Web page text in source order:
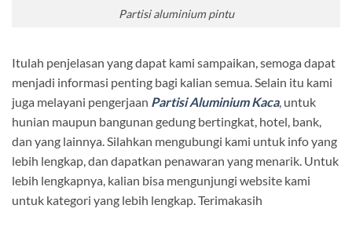
Partisi aluminium pintu
Itulah penjelasan yang dapat kami sampaikan, semoga dapat
menjadi informasi penting bagi kalian semua. Selain itu kami
juga melayani pengerjaan Partisi Aluminium Kaca, untuk
hunian maupun bangunan gedung bertingkat, hotel, bank,
dan yang lainnya. Silahkan mengubungi kami untuk info yang
lebih lengkap, dan dapatkan penawaran yang menarik. Untuk
lebih lengkapnya, kalian bisa mengunjungi website kami
untuk kategori yang lebih lengkap. Terimakasih